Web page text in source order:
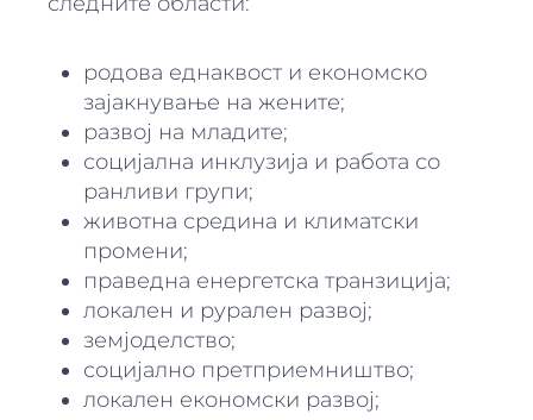
родова еднаквост и економско
зајакнување на жените;
развој на младите;
социјална инклузија и работа со
ранливи групи;
животна средина и климатски
промени;
праведна енергетска транзиција;
локален и рурален развој;
земјоделство;
социјално претприемништво;
локален економски развој;